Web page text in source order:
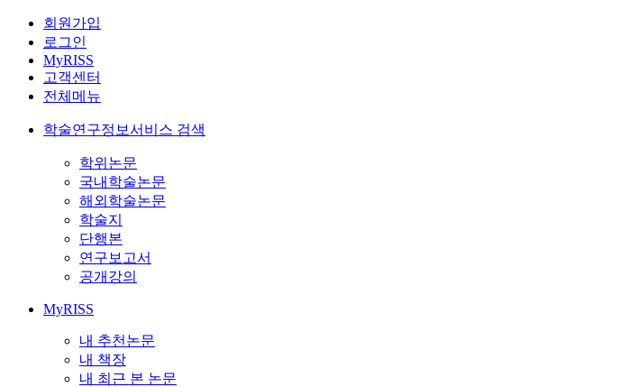
회원가입
로그인
MyRISS
고객센터
전체메뉴
학술연구정보서비스 검색
학위논문
국내학술논문
해외학술논문
학술지
단행본
연구보고서
공개강의
MyRISS
내 추천논문
내 책장
내 최근 본 논문